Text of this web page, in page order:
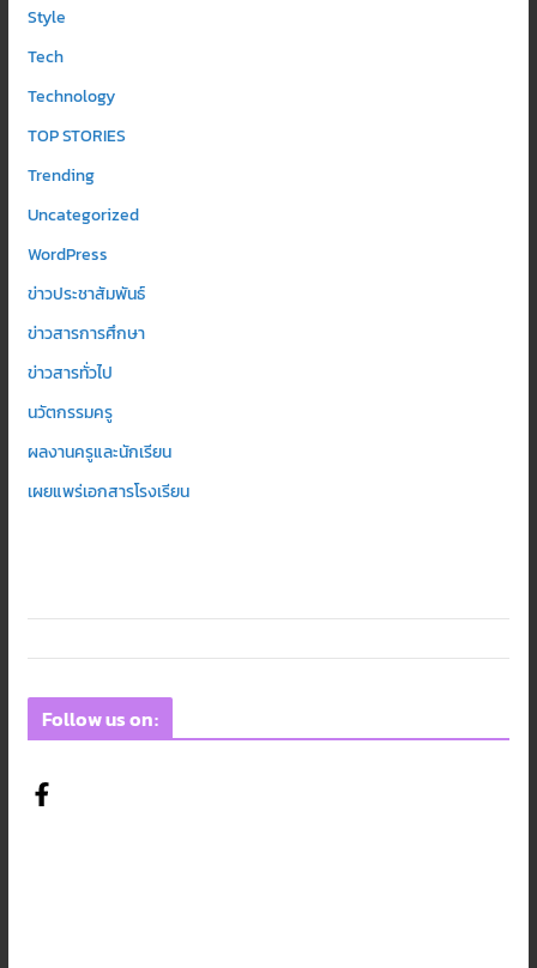
Style
Tech
Technology
TOP STORIES
Trending
Uncategorized
WordPress
ข่าวประชาสัมพันธ์
ข่าวสารการศึกษา
ข่าวสารทั่วไป
นวัตกรรมครู
ผลงานครูและนักเรียน
เผยแพร่เอกสารโรงเรียน
Follow us on: